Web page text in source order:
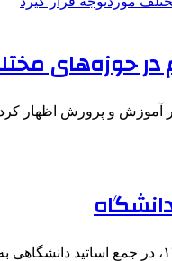
حوزه‌های
آموزش و پرورش